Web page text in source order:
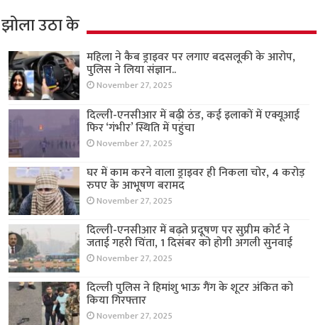
झोला उठा के
महिला ने कैब ड्राइवर पर लगाए बदसलूकी के आरोप,
पुलिस ने लिया संज्ञान..
November 27, 2025
दिल्ली-एनसीआर में बढ़ी ठंड, कई इलाकों में एक्यूआई
फिर ‘गंभीर’ स्थिति में पहुंचा
November 27, 2025
घर में काम करने वाला ड्राइवर ही निकला चोर, 4 करोड़
रुपए के आभूषण बरामद
November 27, 2025
दिल्ली-एनसीआर में बढ़ते प्रदूषण पर सुप्रीम कोर्ट ने
जताई गहरी चिंता, 1 दिसंबर को होगी अगली सुनवाई
November 27, 2025
दिल्ली पुलिस ने हिमांशु भाऊ गैंग के शूटर अंकित को
किया गिरफ्तार
November 27, 2025